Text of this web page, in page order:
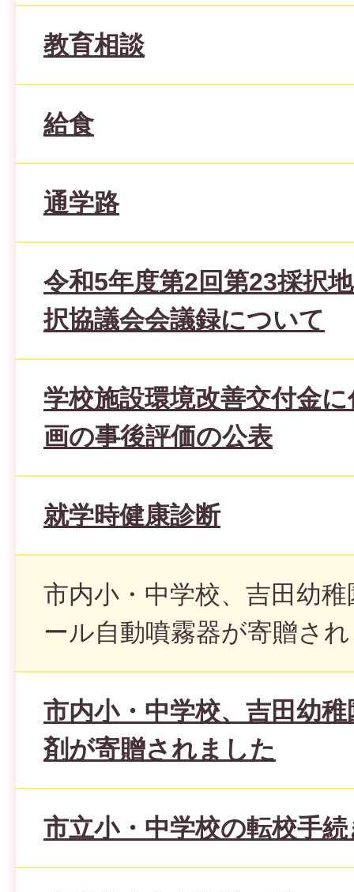
教育相談
給食
通学路
令和5年度第2回第23採択
択協議会会議録について
学校施設環境改善交付金
画の事後評価の公表
就学時健康診断
市内小・中学校、吉田幼
ール自動噴霧器が寄贈さ
市内小・中学校、吉田幼
剤が寄贈されました
市立小・中学校の転校手続